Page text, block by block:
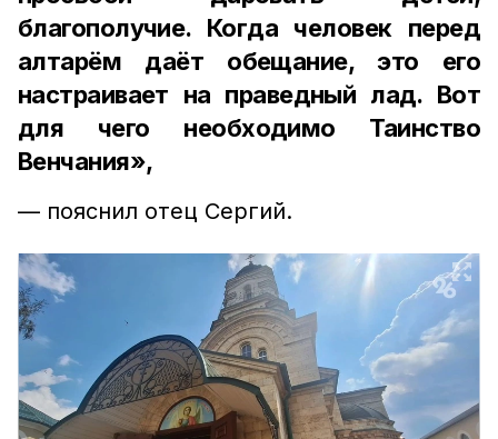
благополучие. Когда человек перед
алтарём даёт обещание, это его
настраивает на праведный лад. Вот
для чего необходимо Таинство
Венчания»,
— пояснил отец Сергий.